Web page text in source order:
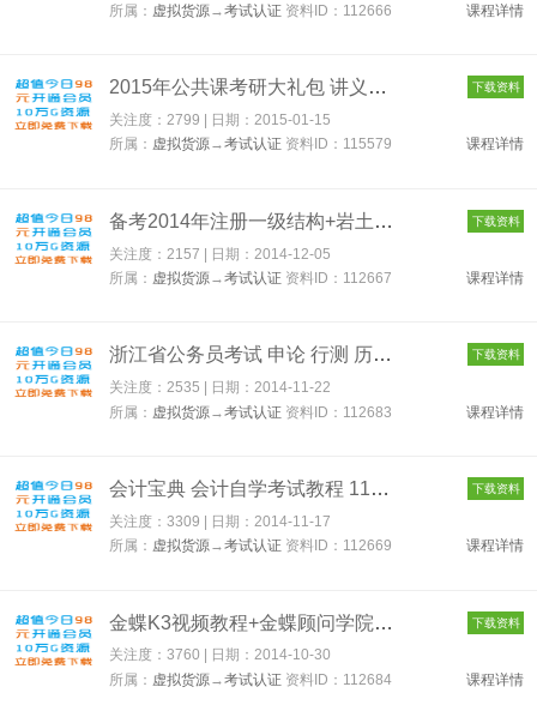
所属： 虚拟货源→考试认证 资料ID：112666 课程详情
2015年公共课考研大礼包 讲义+真题+手抄笔记+模拟 115579 下载资料
关注度：2799 | 日期：2015-01-15
所属： 虚拟货源→考试认证 资料ID：115579 课程详情
备考2014年注册一级结构+岩土工程师基础考试历年真题+3G视频资料... 下载资料
关注度：2157 | 日期： 2014-12-05
所属： 虚拟货源→考试认证 资料ID：112667 课程详情
浙江省公务员考试 申论 行测 历年真题 全套 含答案 112683 下载资料
关注度：2535 | 日期：2014-11-22
所属： 虚拟货源→考试认证 资料ID：112683 课程详情
会计宝典 会计自学考试教程 112669 下载资料
关注度：3309 | 日期： 2014-11-17
所属： 虚拟货源→考试认证 资料ID：112669 课程详情
金蝶K3视频教程+金蝶顾问学院培训视频资料 全套14G 112684 下载资料
关注度：3760 | 日期：2014-10-30
所属： 虚拟货源→考试认证 资料ID：112684 课程详情